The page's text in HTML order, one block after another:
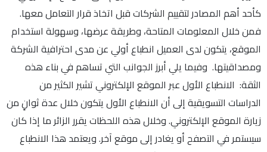
كأحد أهم المصادر لتقييم الشركات قبل اتخاذ قرار التعامل معها.
فمن خلال المعلومات المتاحة، وطريقة عرضها، وسهولة استخدام
الموقع، يتكون لدى العميل انطباع أولي عن مدى احترافية الشركة
ومصداقيتها. وفيما يلي أبرز الجوانب التي تساهم في بناء هذه
الثقة: الانطباع الأول عبر الموقع الإلكتروني تشير الكثير من
الدراسات التسويقية إلى أن الانطباع الأول يتكون خلال عدة ثوانٍ من
زيارة الموقع الإلكتروني. وخلال هذه اللحظات يقرر الزائر ما إذا كان
سيستمر في التصفح أو يغادر إلى موقع آخر. ويعتمد هذا الانطباع